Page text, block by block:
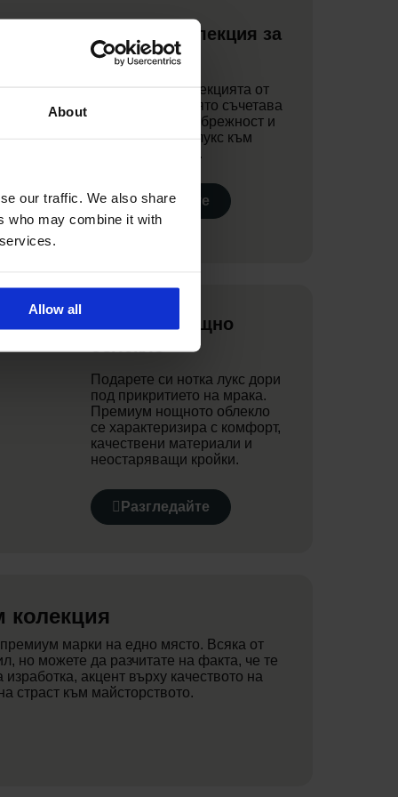
About
our traffic. We also share
who may combine it with
Allow all
Премиум колекция за
мъже
Разгледайте колекцията от
мъжко бельо, която съчетава
елегантност с небрежност и
добавете нотка лукс към
вашия гардероб.
Разгледайте
Премиум нощно
Подарете си нотка лукс дори
под прикритието на мрака.
Премиум нощното облекло
се характеризира с комфорт,
качествени материали и
неостаряващи кройки.
Разгледайте
колекция
марки на едно място. Всяка от
но можете да разчитате на факта, че те
акцент върху качеството на
страст към майсторството.